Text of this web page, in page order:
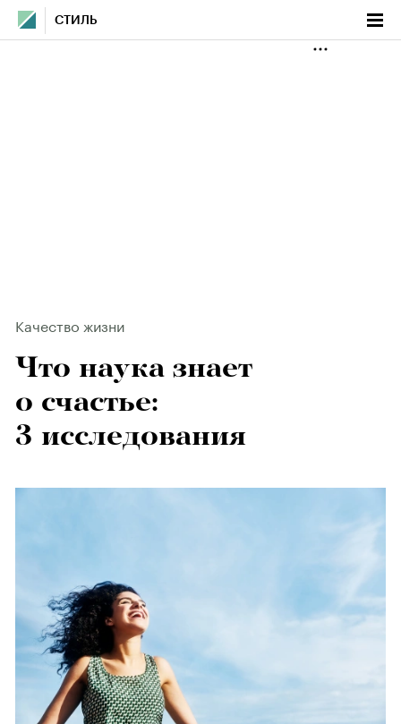
СТИЛЬ
Качество жизни
Что наука знает
о счастье:
3 исследования